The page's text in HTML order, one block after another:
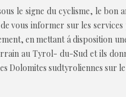
le signe du cyclisme, le
vous informer sur les
en mettant á disposition
au Tyrol- du-Sud et ils
sudtyroliennes sur